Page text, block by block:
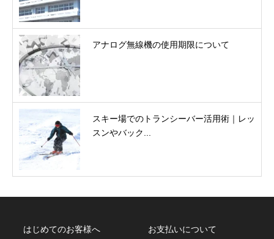
アナログ無線機の使用期限について
スキー場でのトランシーバー活用術｜レッ
スンやバック...
はじめてのお客様へ
お支払いについて